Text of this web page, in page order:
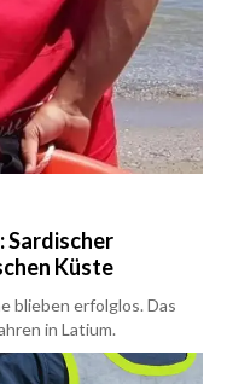
Sardischer
Küste
blieben erfolglos. Das
in Latium.